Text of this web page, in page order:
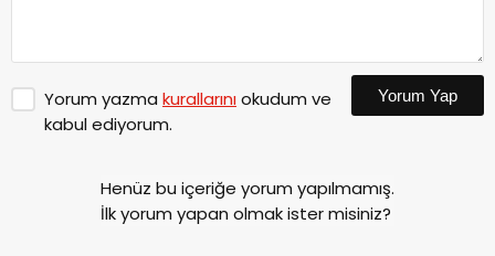
Yorum yazma kurallarınıokudum ve
kabul ediyorum.
Yorum Yap
Henüz bu içeriğe yorum yapılmamış.
İlk yorum yapan olmak ister misiniz?